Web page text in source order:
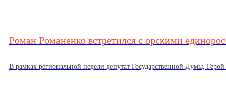
Роман Романенко встретился с орскими
В рамках региональной недели депутат Государственной Думы,